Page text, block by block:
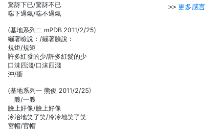
驚訝下已/驚訝不已
喘下過氣/喘不過氣
(基地系列二 mPDB 2011/2/25)
繃著瞼說：/繃著臉說：
規炬/規矩
許多紅發的少/許多紅髮的少
口沬四濺/口沫四濺
沖/衝
(基地系列一 熊俊 2011/2/25)
｜艘/一艘
臉上奸像/臉上好像
冷冶地笑了笑/冷冷地笑了笑
宮帽/官帽
>> 更多感言